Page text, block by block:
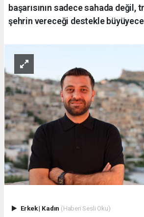
başarısının sadece sahada değil,
şehrin vereceği destekle
Erkek| Kadın (Haberi Sesli Oku)